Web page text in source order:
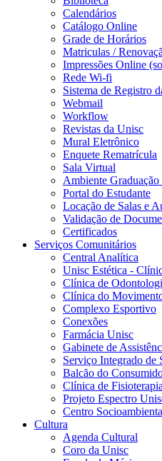
Calendários
Catálogo Online
Grade de Horários
Matriculas /
Impressões Online
Rede Wi-fi
Sistema de Registro
Webmail
Workflow
Revistas da Unisc
Mural Eletrônico
Enquete Rematrícula
Sala Virtual
Ambiente
Portal do Estudante
Locação de Salas e
Validação de
Certificados
Serviços Comunitários
Central Analítica
Unisc Estética -
Clínica de
Clínica do
Complexo Esportivo
Conexões
Farmácia Unisc
Gabinete de
Serviço Integrado de
Balcão do
Clínica de Fisioterapia
Projeto Espectro
Centro
Cultura
Agenda Cultural
Coro da Unisc